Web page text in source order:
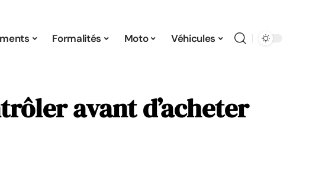
Formalités Moto Véhicules
avant d’acheter